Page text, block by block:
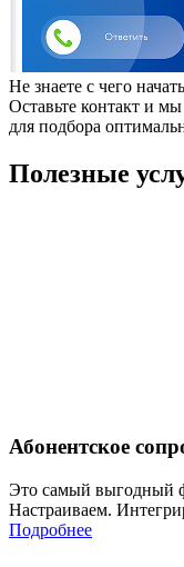
Не знаете с чего
Оставьте контакт и
для подбора
Полезные
Абонентское
Это самый выгодный
Настраиваем.
Подробнее